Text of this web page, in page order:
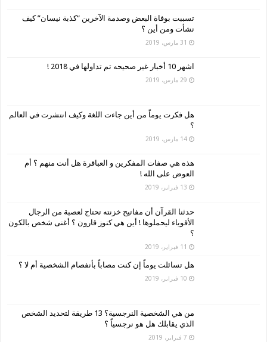
تسببت بوفاة البعض وصدمة الآخرين “كذبة نيسان” كيف
نشأت ومن أين ؟
31 مارس، 2019
اشهر 10 أخبار غير صحيحه تم تداولها في 2018 !
29 مارس، 2019
هل فكرت يوماً من أين جاءت اللغة وكيف انتشرت في العالم
؟
14 مارس، 2019
هذه هي صفات المفكرين و العباقرة هل أنت منهم ؟ أم
العوض على الله !
13 فبراير، 2019
حدثنا القرآن أن مفاتيح خزنته تحتاج لعصبة من الرجال
الأقوياء ليحملوها ! أين هي كنوز قارون ؟ أغنى شخص بالكون
؟
11 فبراير، 2019
هل تسائلت يوماً إن كنت مصاباً بأنفصام الشخصية أم لا ؟
10 فبراير، 2019
من هي الشخصية النرجسية؟ 13 طريقة لتحديد الشخص
الذي يقابلك هل هو نرجسياً ؟
7 فبراير، 2019